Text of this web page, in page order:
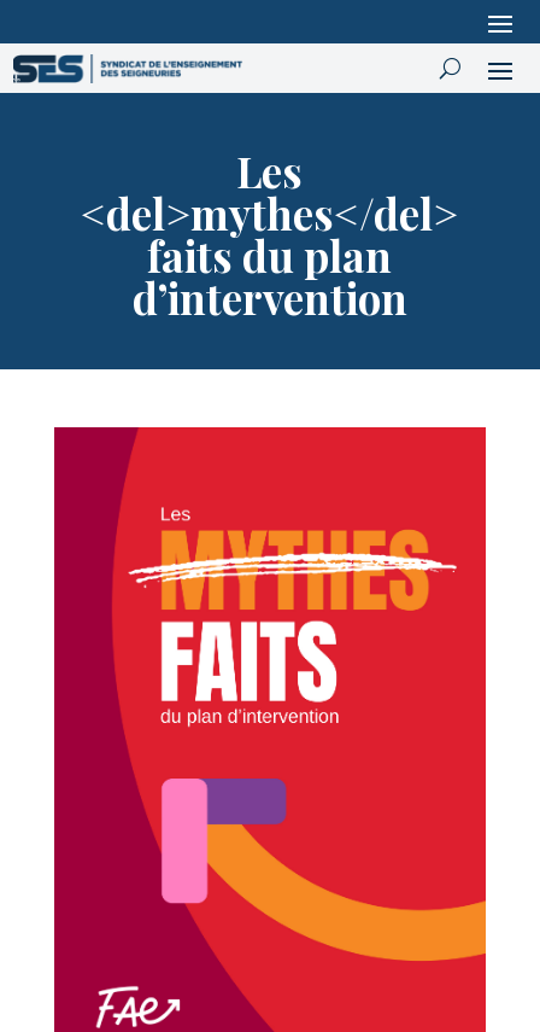
Les
<del>mythes</del>
faits du plan
d’intervention